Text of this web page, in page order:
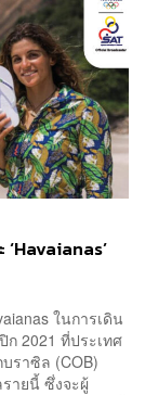
ในการเดิน
2021 ที่ประเทศ
ราซิล (COB)
ายนี้ ซึ่งจะผู้